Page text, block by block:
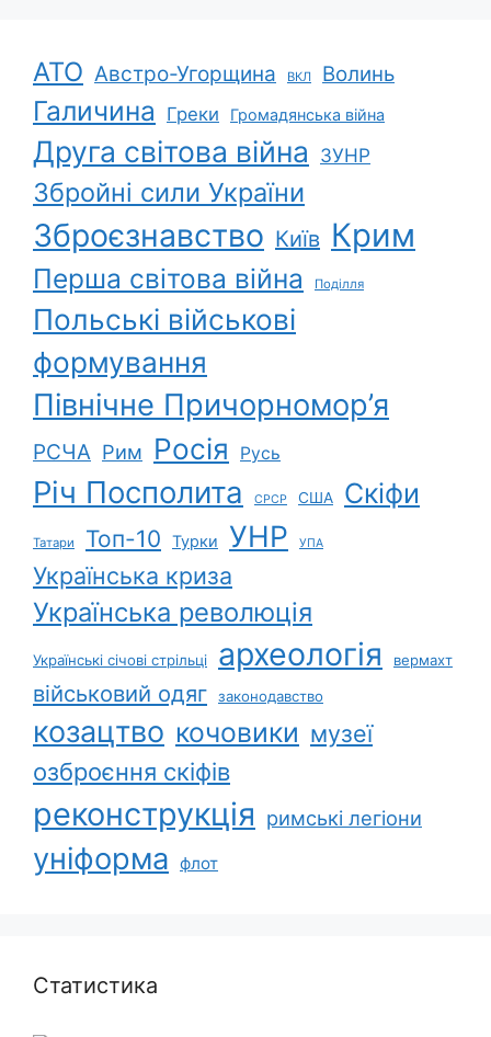
АТО Австро-Угорщина ВКЛ Волинь
Галичина Греки Громадянська війна
Друга світова війна ЗУНР
Збройні сили України
Зброєзнавство Київ Крим
Перша світова війна Поділля
Польські військові
формування
Північне Причорномор’я
РСЧА Рим Росія Русь
Річ Посполита СРСР США Скіфи
Татари Топ-10 Турки УНР УПА
Українська криза
Українська революція
Українські січові стрільці археологія вермахт
військовий одяг законодавство
козацтво кочовики музеї
озброєння скіфів
реконструкція римські легіони
уніформа флот
Статистика